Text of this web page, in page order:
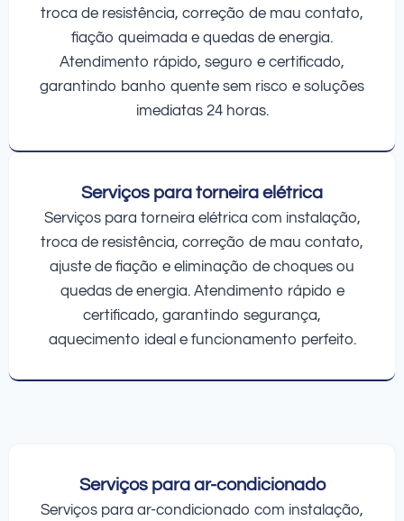
troca de resistência, correção de mau contato,
fiação queimada e quedas de energia.
Atendimento rápido, seguro e certificado,
garantindo banho quente sem risco e soluções
imediatas 24 horas.
Serviços para torneira elétrica
Serviços para torneira elétrica com instalação,
troca de resistência, correção de mau contato,
ajuste de fiação e eliminação de choques ou
quedas de energia. Atendimento rápido e
certificado, garantindo segurança,
aquecimento ideal e funcionamento perfeito.
Serviços para ar-condicionado
Serviços para ar-condicionado com instalação,